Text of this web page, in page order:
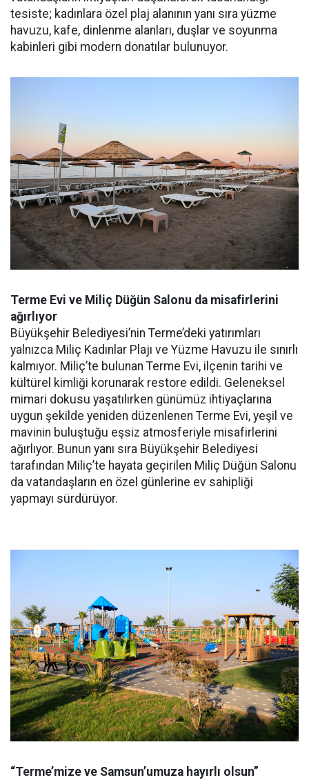
tesiste; kadınlara özel plaj alanının yanı sıra yüzme
havuzu, kafe, dinlenme alanları, duşlar ve soyunma
kabinleri gibi modern donatılar bulunuyor.
Terme Evi ve Miliç Düğün Salonu da misafirlerini
ağırlıyor
Büyükşehir Belediyesi’nin Terme’deki yatırımları
yalnızca Miliç Kadınlar Plajı ve Yüzme Havuzu ile sınırlı
kalmıyor. Miliç’te bulunan Terme Evi, ilçenin tarihi ve
kültürel kimliği korunarak restore edildi. Geleneksel
mimari dokusu yaşatılırken günümüz ihtiyaçlarına
uygun şekilde yeniden düzenlenen Terme Evi, yeşil ve
mavinin buluştuğu eşsiz atmosferiyle misafirlerini
ağırlıyor. Bunun yanı sıra Büyükşehir Belediyesi
tarafından Miliç’te hayata geçirilen Miliç Düğün Salonu
da vatandaşların en özel günlerine ev sahipliği
yapmayı sürdürüyor.
“Terme’mize ve Samsun’umuza hayırlı olsun”